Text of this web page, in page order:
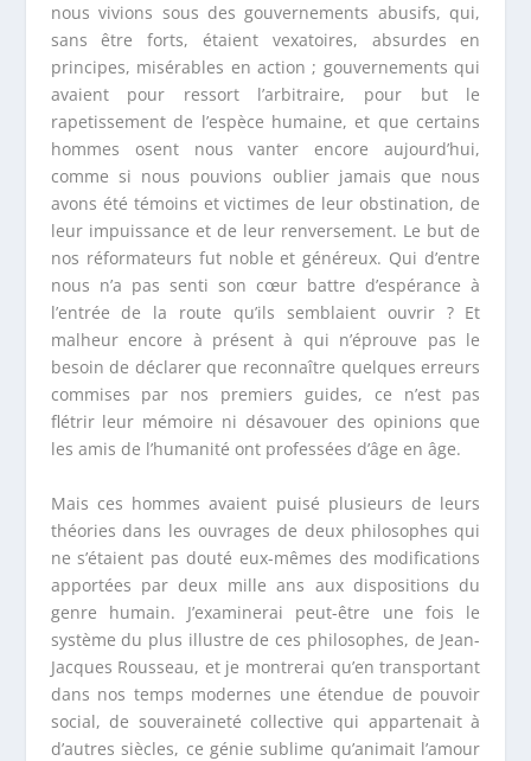
nous vivions sous des gouvernements abusifs, qui,
sans être forts, étaient vexatoires, absurdes en
principes, misérables en action ; gouvernements qui
avaient pour ressort l’arbitraire, pour but le
rapetissement de l’espèce humaine, et que certains
hommes osent nous vanter encore aujourd’hui,
comme si nous pouvions oublier jamais que nous
avons été témoins et victimes de leur obstination, de
leur impuissance et de leur renversement. Le but de
nos réformateurs fut noble et généreux. Qui d’entre
nous n’a pas senti son cœur battre d’espérance à
l’entrée de la route qu’ils semblaient ouvrir ? Et
malheur encore à présent à qui n’éprouve pas le
besoin de déclarer que reconnaître quelques erreurs
commises par nos premiers guides, ce n’est pas
flétrir leur mémoire ni désavouer des opinions que
les amis de l’humanité ont professées d’âge en âge.
Mais ces hommes avaient puisé plusieurs de leurs
théories dans les ouvrages de deux philosophes qui
ne s’étaient pas douté eux-mêmes des modifications
apportées par deux mille ans aux dispositions du
genre humain. J’examinerai peut-être une fois le
système du plus illustre de ces philosophes, de Jean-
Jacques Rousseau, et je montrerai qu’en transportant
dans nos temps modernes une étendue de pouvoir
social, de souveraineté collective qui appartenait à
d’autres siècles, ce génie sublime qu’animait l’amour